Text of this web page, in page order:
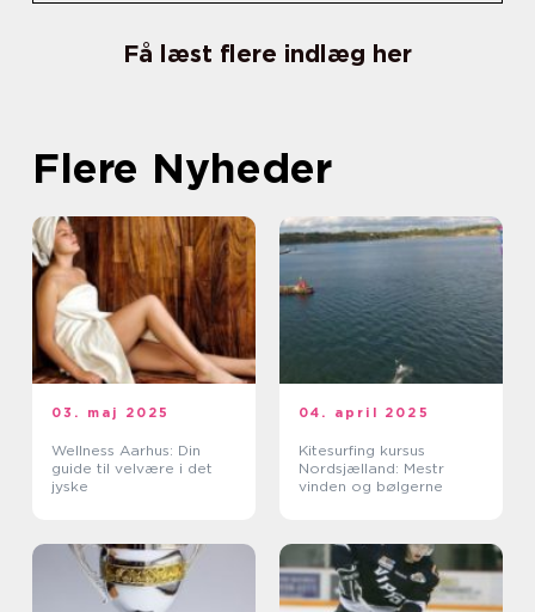
Få læst flere indlæg her
Flere Nyheder
03. maj 2025
Wellness Aarhus: Din
guide til velvære i det
jyske
04. april 2025
Kitesurfing kursus
Nordsjælland: Mestr
vinden og bølgerne